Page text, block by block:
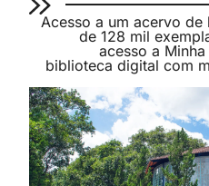
Acesso a um acervo
de 128 mil
acesso a
biblioteca digital com